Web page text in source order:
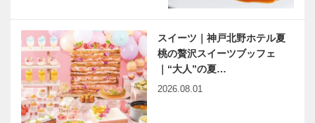
スイーツ｜神戸北野ホテル夏
桃の贅沢スイーツブッフェ
｜“大人”の夏…
2026.08.01